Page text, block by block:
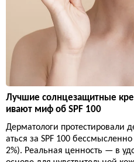
Лучшие солнцезащитные
ивают миф об SPF 100
Дерматологи протестировали
аться за SPF 100
2%). Реальная ценность — в